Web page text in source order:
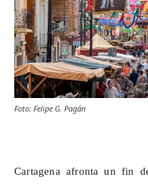
Foto: Felipe G. Pagán
Cartagena afronta un fin